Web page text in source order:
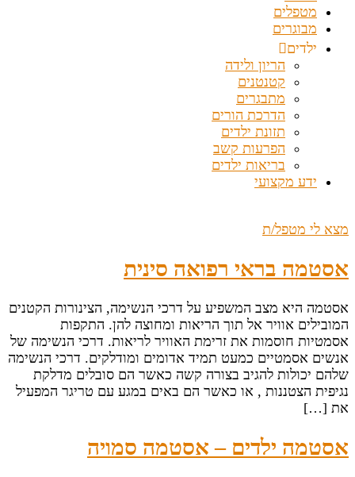
מטפלים
מבוגרים
ילדים
הריון ולידה
קטנטנים
מתבגרים
הדרכת הורים
תזונת ילדים
הפרעות קשב
בריאות ילדים
ידע מקצועי
מצא לי מטפל/ת
אסטמה בראי רפואה סינית
אסטמה היא מצב המשפיע על דרכי הנשימה, הצינורות הקטנים
המובילים אוויר אל תוך הריאות ומחוצה להן. התקפות
אסמטיות חוסמות את זרימת האוויר לריאות. דרכי הנשימה של
אנשים אסמטיים כמעט תמיד אדומים ומודלקים. דרכי הנשימה
שלהם יכולות להגיב בצורה קשה כאשר הם סובלים מדלקת
נגיפית הצטננות , או כאשר הם באים במגע עם טריגר המפעיל
את […]
אסטמה ילדים – אסטמה סמויה